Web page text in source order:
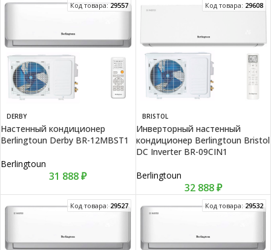
Код товара: 29557
DERBY
Настенный кондиционер
Berlingtoun Derby BR-12MBST1
Berlingtoun
31 888₽
Код товара: 29608
BRISTOL
Инверторный настенный
кондиционер Berlingtoun Bristol
DC Inverter BR-09CIN1
Berlingtoun
32 888₽
Код товара: 29527 Код товара: 29532